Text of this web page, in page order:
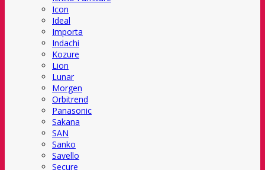
Icon
Ideal
Importa
Indachi
Kozure
Lion
Lunar
Morgen
Orbitrend
Panasonic
Sakana
SAN
Sanko
Savello
Secure